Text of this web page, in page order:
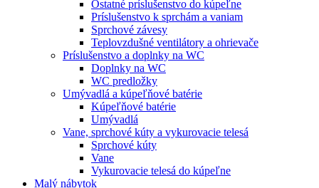
Ostatné príslušenstvo do kúpeľne
Príslušenstvo k sprchám a vaniam
Sprchové závesy
Teplovzdušné ventilátory a ohrievače
Príslušenstvo a doplnky na WC
Doplnky na WC
WC predložky
Umývadlá a kúpeľňové batérie
Kúpeľňové batérie
Umývadlá
Vane, sprchové kúty a vykurovacie telesá
Sprchové kúty
Vane
Vykurovacie telesá do kúpeľne
Malý nábytok